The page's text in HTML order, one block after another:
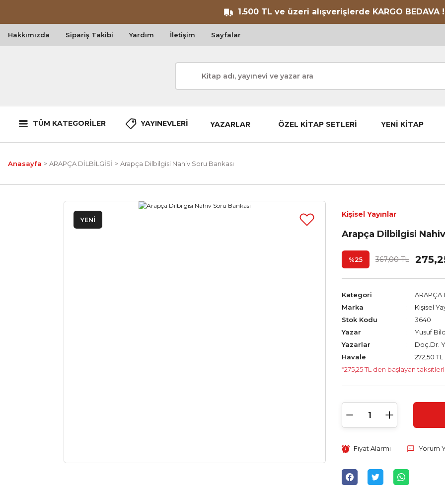
1.500 TL ve üzeri alışverişlerde KARGO BEDAVA !
Hakkımızda Sipariş Takibi Yardım İletişim Sayfalar
TÜM KATEGORİLER YAYINEVLERİ YAZARLAR ÖZEL KİTAP SETLERİ YENİ KİTAP
Anasayfa ARAPÇA DİLBİLGİSİ Arapça Dilbilgisi Nahiv Soru Bankası
YENİ
Kişisel Yayınlar
Arapça Dilbilgisi
%25 367,00 TL
Kategori ARAPÇA
Marka
Kişisel
Stok Kodu
3640
Yazar
Yusuf
Yazarlar
Doç.Dr.
Havale
272,50
*275,25 TL den başlayan
Fiyat Alarmı Yorum